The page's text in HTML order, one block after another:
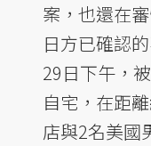
案，也還在
日方已確認
29日下午，
自宅，在距
店與2名美國